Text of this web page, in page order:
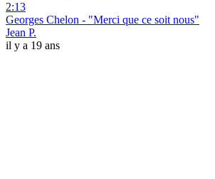
2:13
Georges Chelon - "Merci que ce soit nous"
Jean P.
il y a 19 ans